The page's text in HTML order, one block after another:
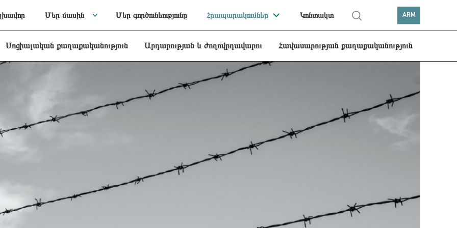
Մեր մասին Մեր գործունեությունը Հրապարակումներ Կոնտակտ ARM
Սոցիալական քաղաքականություն Արդարության և ժողովրդավարու Հավասարության քաղաքականություն